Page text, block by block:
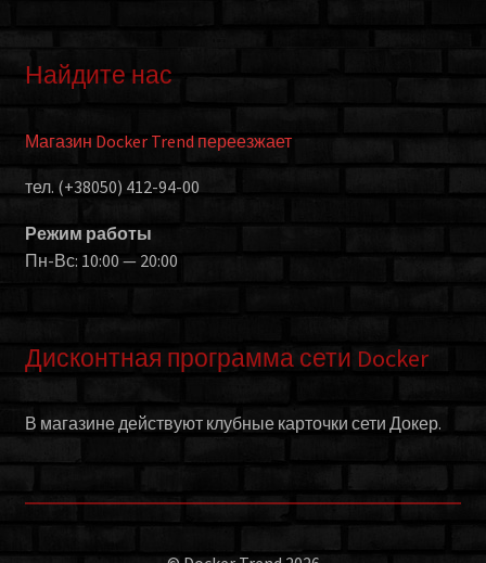
Найдите нас
Магазин Docker Trend переезжает
тел. (+38050) 412-94-00
Режим работы
Пн-Вс: 10:00 — 20:00
Дисконтная программа сети Docker
В магазине действуют клубные карточки сети Докер.